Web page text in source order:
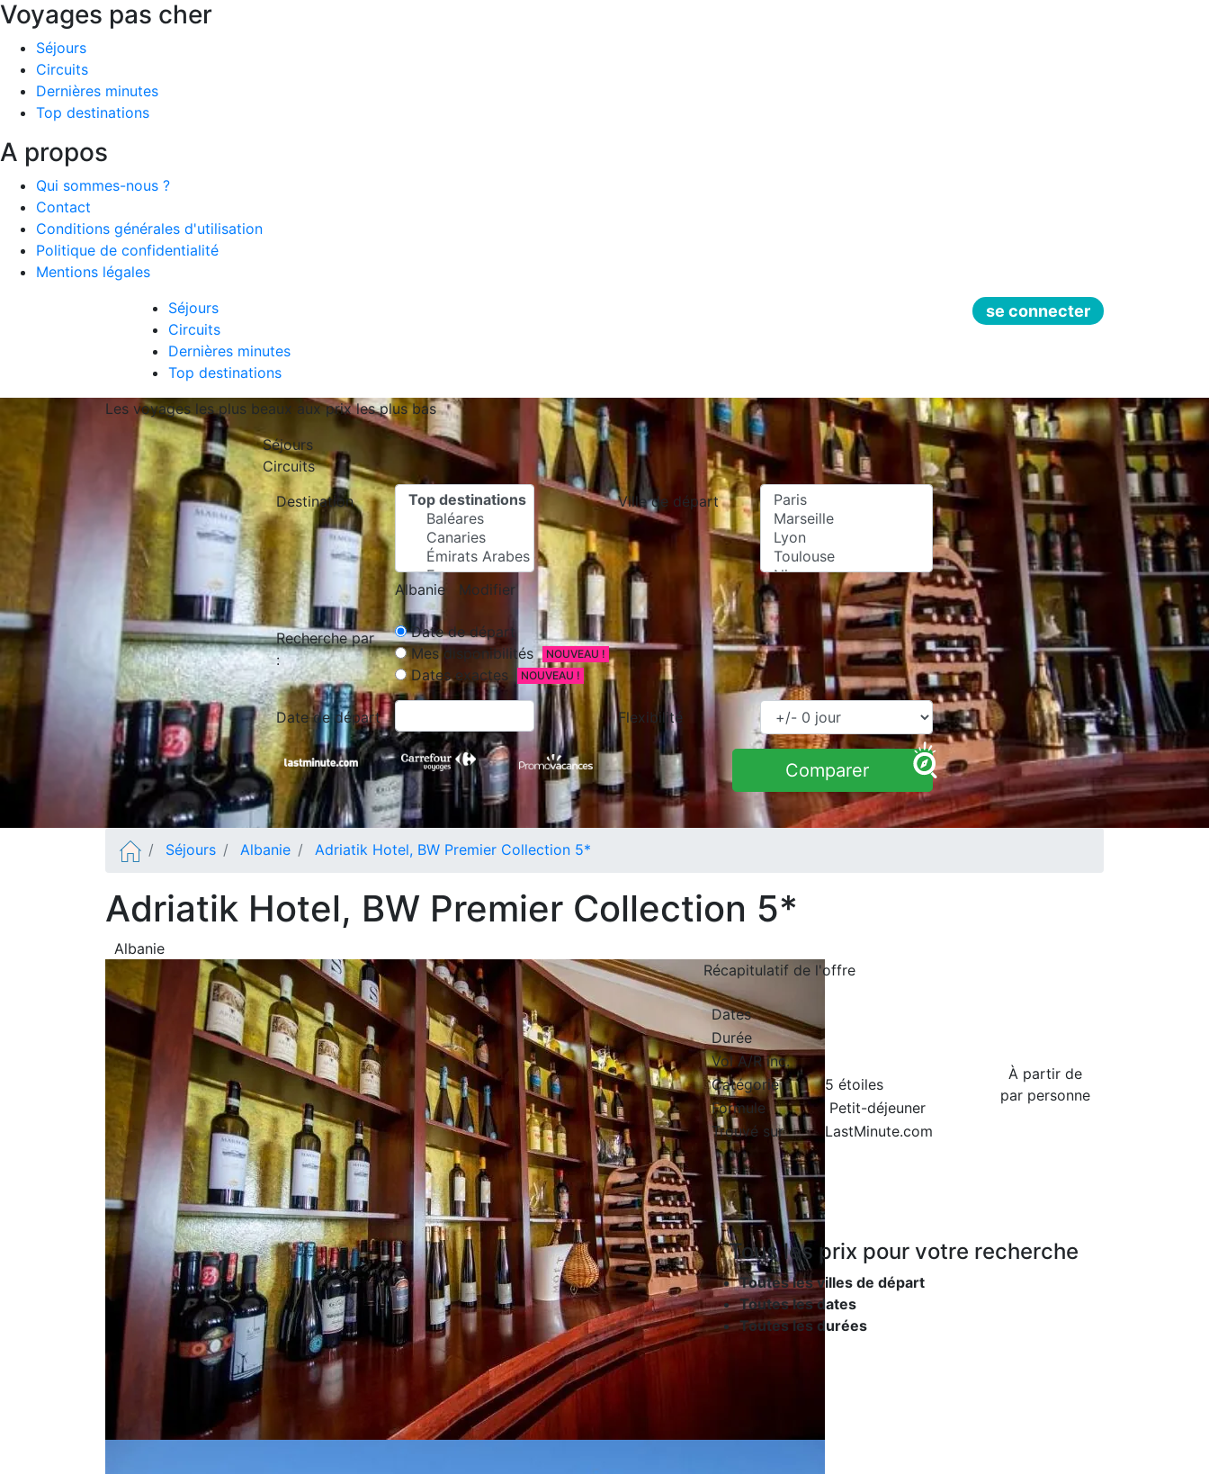
Voyages pas cher
Séjours
Circuits
Dernières minutes
Top destinations
A propos
Qui sommes-nous ?
Contact
Conditions générales d'utilisation
Politique de confidentialité
Mentions légales
Séjours
Circuits
Dernières minutes
Top destinations
se connecter
Les voyages les plus beaux aux prix les plus bas
Séjours
Circuits
Destination
Albanie Modifier
Ville de départ
Recherche par
:
Date de départ
Mes disponibilités
NOUVEAU !
Dates exactes NOUVEAU !
Date de départ Flexibilité
Comparer
Séjours Albanie Adriatik Hotel, BW Premier Collection 5*
Adriatik Hotel, BW Premier Collection 5*
Albanie
Récapitulatif de l'offre
Dates
Durée
À partir de
par personne
Vol A/R inc.
Catégorie
5 étoiles
Formule
Petit-déjeuner
Trouvé sur
LastMinute.com
Tous les prix pour votre recherche
Toutes les villes de départ
Toutes les dates
Toutes les durées